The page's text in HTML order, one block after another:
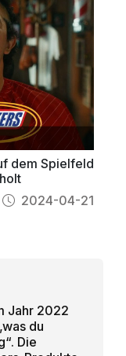
dem Spielfeld
2024-04-21
Jahr 2022
du
Die